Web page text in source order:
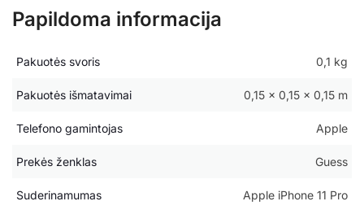
Papildoma informacija
Pakuotės svoris 0,1 kg
Pakuotės išmatavimai 0,15 × 0,15 × 0,15 m
Telefono gamintojas Apple
Prekės ženklas Guess
Suderinamumas Apple iPhone 11 Pro